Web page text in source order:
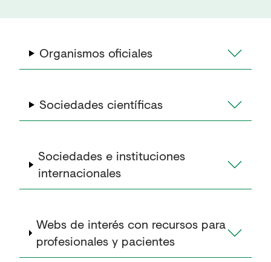
Organismos oficiales
Sociedades científicas
Sociedades e instituciones
internacionales
Webs de interés con recursos para
profesionales y pacientes